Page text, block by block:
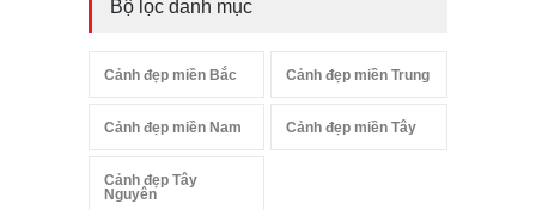
Bộ lọc danh mục
Cảnh đẹp miền Bắc Cảnh đẹp miền Trung
Cảnh đẹp miền Nam Cảnh đẹp miền Tây
Cảnh đẹp Tây
Nguyên